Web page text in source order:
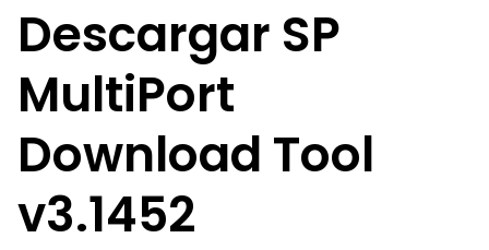
Descargar SP
MultiPort
Download Tool
v3.1452